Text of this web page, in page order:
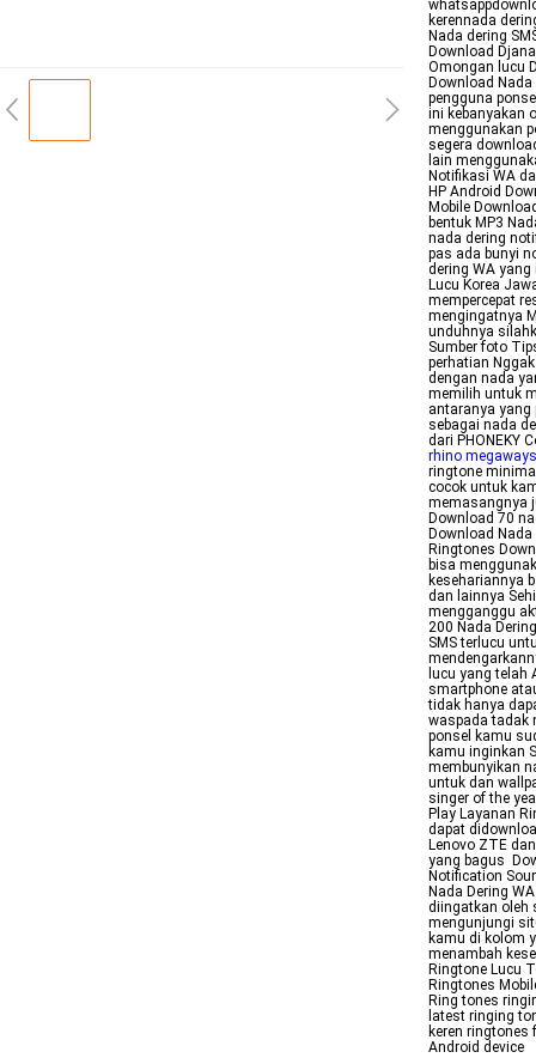
kerennada
Nada dering
Download
Omongan lucu
Download
pengguna
ini kebanyakan
menggunakan
segera
lain
Notifikasi WA
HP Android
Mobile
bentuk MP3
nada dering
pas ada bunyi
dering WA
Lucu Korea
mempercepat
mengingatnya
unduhnya
Sumber foto
perhatian
dengan nada
memilih untuk
antaranya yang
sebagai nada
dari PHONEKY
rhino megaways
ringtone
cocok untuk
memasangnya
Download 70
Download
Ringtones
bisa
kesehariannya
dan lainnya
mengganggu
200 Nada
SMS terlucu
lucu yang telah
smartphone
tidak hanya
waspada tadak
ponsel kamu
kamu inginkan
membunyikan
untuk dan
singer of the
Play Layanan
dapat
Lenovo ZTE
yang bagus
Notification
Nada Dering
diingatkan oleh
mengunjungi
kamu di kolom
menambah
Ringtone Lucu
Ringtones
Ring tones
latest ringing
keren
Android device